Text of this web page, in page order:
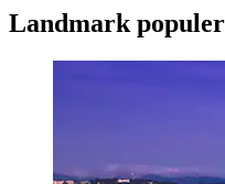
Landmark